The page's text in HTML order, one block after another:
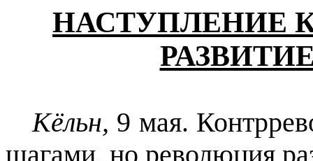
НАСТУПЛЕНИЕ
Кёльн, 9 мая.
шагами, но революция